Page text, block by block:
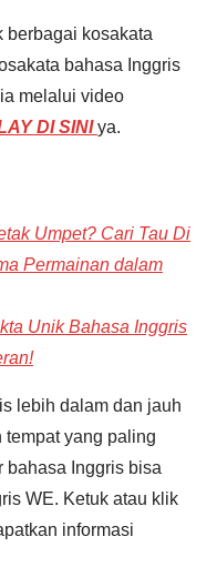
berbagai kosakata
bahasa Inggris
melalui video
DI SINIya.
Umpet? Cari Tau Di
Permainan dalam
Unik Bahasa Inggris
lebih dalam dan jauh
tempat yang paling
bahasa Inggris bisa
WE. Ketuk atau klik
informasi